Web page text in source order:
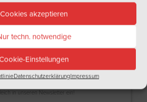
Cookies akzeptieren
techn. notwendige
Einstellungen
DatenschutzerklärungImpressum
Informationen aus der Welt des Weins?
in unseren Newsletter ein!